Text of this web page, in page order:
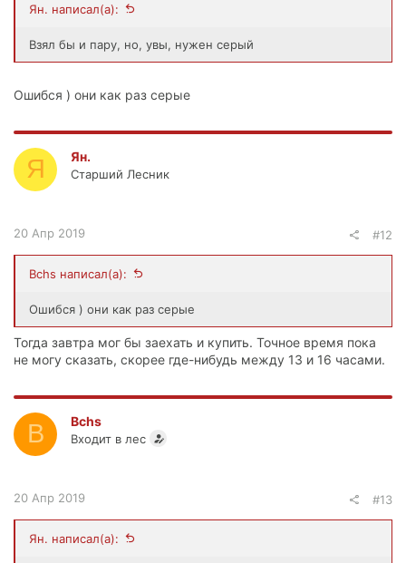
Ян. написал(а):
Взял бы и пару, но, увы, нужен серый
Ошибся ) они как раз серые
Я Ян.
Старший Лесник
20 Апр 2019 #12
Bchs написал(а):
Ошибся ) они как раз серые
Тогда завтра мог бы заехать и купить. Точное время пока
не могу сказать, скорее где-нибудь между 13 и 16 часами.
B Bchs
Входит в лес
20 Апр 2019 #13
Ян. написал(а):